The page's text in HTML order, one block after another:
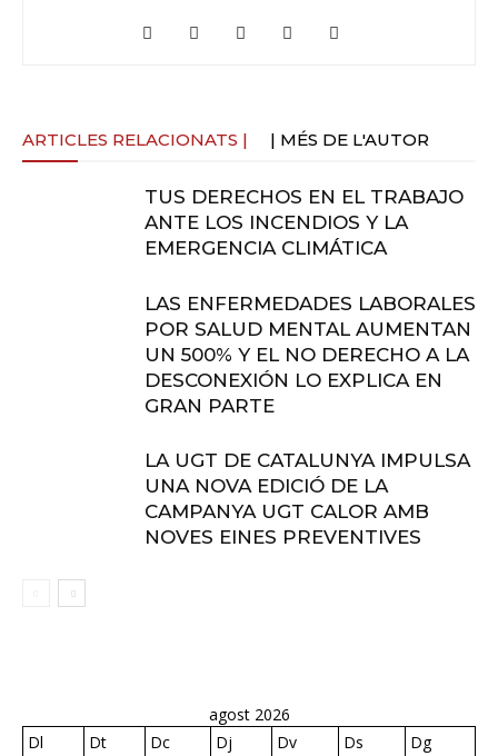
ARTICLES RELACIONATS | | MÉS DE L'AUTOR
TUS DERECHOS EN EL TRABAJO
ANTE LOS INCENDIOS Y LA
EMERGENCIA CLIMÁTICA
LAS ENFERMEDADES LABORALES
POR SALUD MENTAL AUMENTAN
UN 500% Y EL NO DERECHO A LA
DESCONEXIÓN LO EXPLICA EN
GRAN PARTE
LA UGT DE CATALUNYA IMPULSA
UNA NOVA EDICIÓ DE LA
CAMPANYA UGT CALOR AMB
NOVES EINES PREVENTIVES
agost 2026
Dl
Dt Dc Dj Dv Ds
Dg